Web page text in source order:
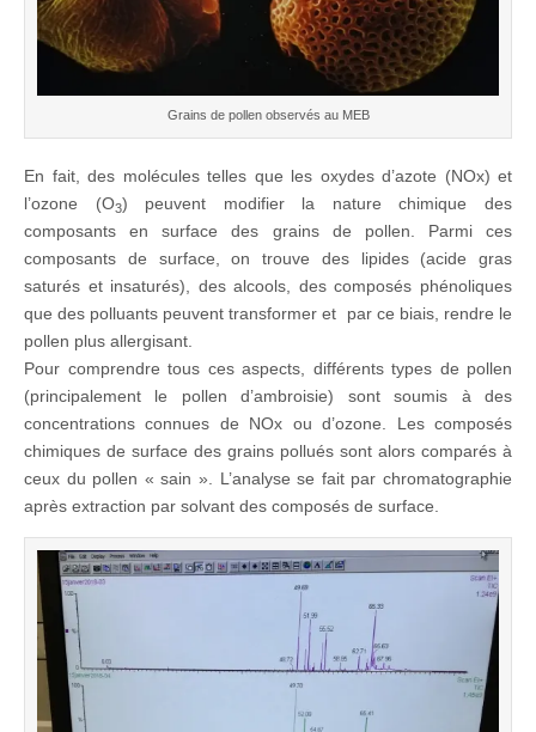
Grains de pollen observés au MEB
En fait, des molécules telles que les oxydes d’azote (NOx) et
l’ozone (O3) peuvent modifier la nature chimique des
composants en surface des grains de pollen. Parmi ces
composants de surface, on trouve des lipides (acide gras
saturés et insaturés), des alcools, des composés phénoliques
que des polluants peuvent transformer et par ce biais, rendre le
pollen plus allergisant.
Pour comprendre tous ces aspects, différents types de pollen
(principalement le pollen d’ambroisie) sont soumis à des
concentrations connues de NOx ou d’ozone. Les composés
chimiques de surface des grains pollués sont alors comparés à
ceux du pollen « sain ». L’analyse se fait par chromatographie
après extraction par solvant des composés de surface.